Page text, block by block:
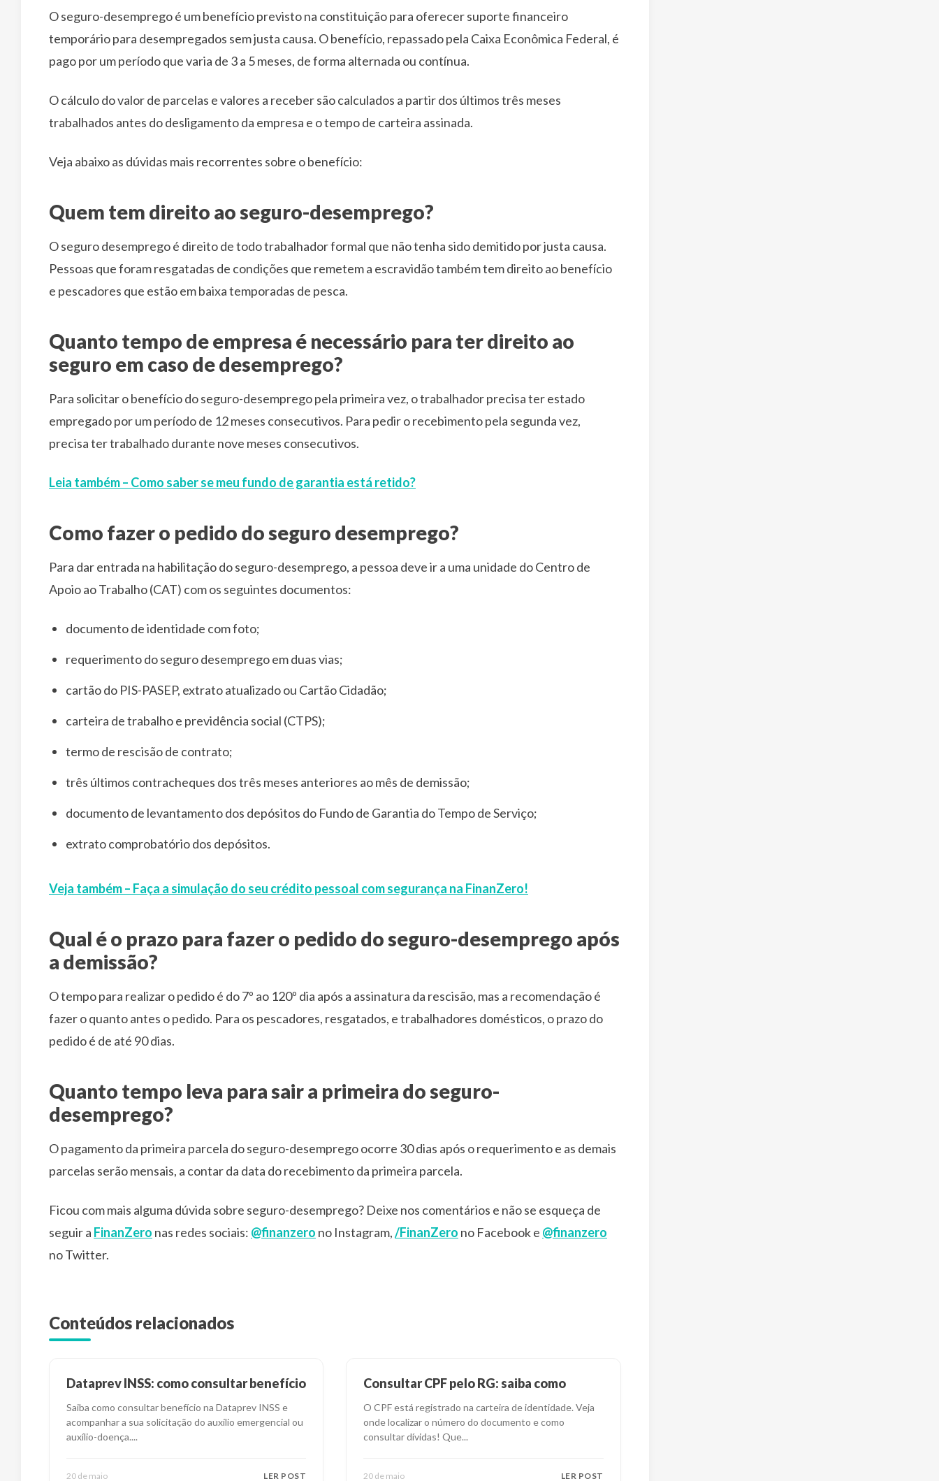
O seguro-desemprego é um benefício previsto na constituição para oferecer suporte financeiro
temporário para desempregados sem justa causa. O benefício, repassado pela Caixa Econômica Federal, é
pago por um período que varia de 3 a 5 meses, de forma alternada ou contínua.
O cálculo do valor de parcelas e valores a receber são calculados a partir dos últimos três meses
trabalhados antes do desligamento da empresa e o tempo de carteira assinada.
Veja abaixo as dúvidas mais recorrentes sobre o benefício:
Quem tem direito ao seguro-desemprego?
O seguro desemprego é direito de todo trabalhador formal que não tenha sido demitido por justa causa.
Pessoas que foram resgatadas de condições que remetem a escravidão também tem direito ao benefício
e pescadores que estão em baixa temporadas de pesca.
Quanto tempo de empresa é necessário para ter direito ao
seguro em caso de desemprego?
Para solicitar o benefício do seguro-desemprego pela primeira vez, o trabalhador precisa ter estado
empregado por um período de 12 meses consecutivos. Para pedir o recebimento pela segunda vez,
precisa ter trabalhado durante nove meses consecutivos.
Leia também – Como saber se meu fundo de garantia está retido?
Como fazer o pedido do seguro desemprego?
Para dar entrada na habilitação do seguro-desemprego, a pessoa deve ir a uma unidade do Centro de
Apoio ao Trabalho (CAT) com os seguintes documentos:
documento de identidade com foto;
requerimento do seguro desemprego em duas vias;
cartão do PIS-PASEP, extrato atualizado ou Cartão Cidadão;
carteira de trabalho e previdência social (CTPS);
termo de rescisão de contrato;
três últimos contracheques dos três meses anteriores ao mês de demissão;
documento de levantamento dos depósitos do Fundo de Garantia do Tempo de Serviço;
extrato comprobatório dos depósitos.
Veja também – Faça a simulação do seu crédito pessoal com segurança na FinanZero!
Qual é o prazo para fazer o pedido do seguro-desemprego após
a demissão?
O tempo para realizar o pedido é do 7º ao 120º dia após a assinatura da rescisão, mas a recomendação é
fazer o quanto antes o pedido. Para os pescadores, resgatados, e trabalhadores domésticos, o prazo do
pedido é de até 90 dias.
Quanto tempo leva para sair a primeira do seguro-
desemprego?
O pagamento da primeira parcela do seguro-desemprego ocorre 30 dias após o requerimento e as demais
parcelas serão mensais, a contar da data do recebimento da primeira parcela.
Ficou com mais alguma dúvida sobre seguro-desemprego? Deixe nos comentários e não se esqueça de
seguir a FinanZero nas redes sociais: @finanzero no Instagram,/FinanZero no Facebook e @finanzero
no Twitter.
Conteúdos relacionados
Dataprev INSS: como consultar benefício
Saiba como consultar benefício na Dataprev INSS e
acompanhar a sua solicitação do auxílio emergencial ou
auxílio-doença....
20 de maio LER POST
Consultar CPF pelo RG: saiba como
O CPF está registrado na carteira de identidade. Veja
onde localizar o número do documento e como
consultar dívidas! Que...
20 de maio LER POST